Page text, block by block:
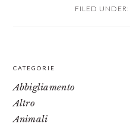
FILED UNDER:
PRIMARY
SIDEBAR
CATEGORIE
Abbigliamento
Altro
Animali